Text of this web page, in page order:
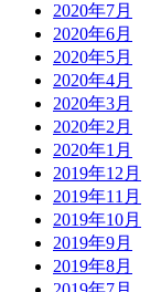
2020年7月
2020年6月
2020年5月
2020年4月
2020年3月
2020年2月
2020年1月
2019年12月
2019年11月
2019年10月
2019年9月
2019年8月